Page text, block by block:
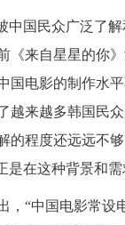
国民众广泛了
《来自星星的你
国电影的制作水
越来越多韩国民
的程度还远远不
是在这种背景和需
“中国电影常设